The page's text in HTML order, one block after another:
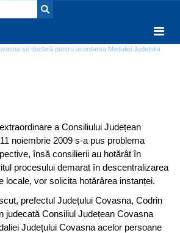
se declară pentru acordarea Medaliei Județului
a Consiliului Județean
noiembrie 2009 s-a pus problema
însă consilierii au hotărât în
procesului demarat în descentralizarea
locale, vor solicita hotărârea instanței.
prefectul Județului Covasna, Codrin
judecată Consiliul Județean Covasna
Județului Covasna acelor persoane